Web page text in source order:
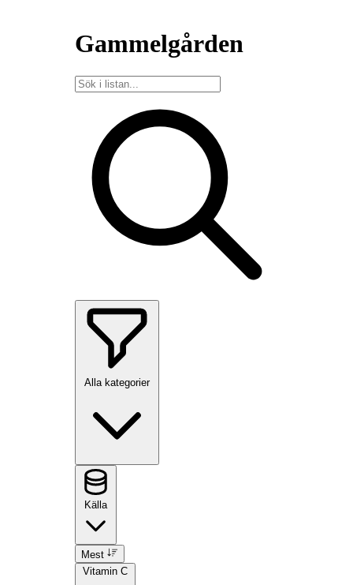
Gammelgården
Alla kategorier
Källa
Mest
Vitamin C